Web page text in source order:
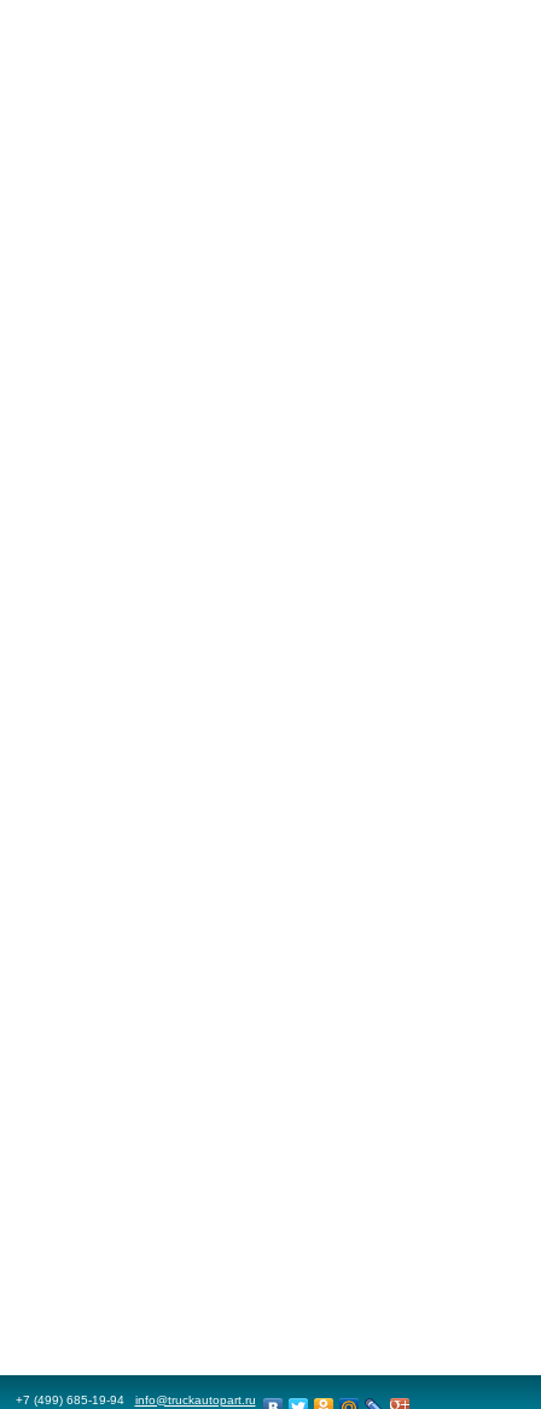
+7 (499) 685-19-94 info@truckautopart.ru